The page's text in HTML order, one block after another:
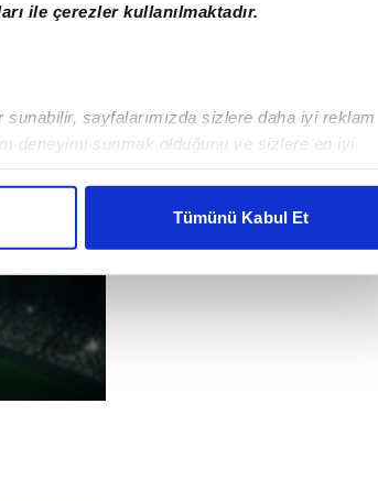
ile çerezler kullanılmaktadır.
sayfalarımızda sizlere daha iyi reklam
deneyimi sunmak olduğunu ve sizlere en iyi
hedefli reklamlar gösterilmeyecektir."
üçüncü kişilere ait çerezler kullanılmaktadır. Bu
bilgi toplumu hizmetlerinin sunulması
ve kişiselleştirilmesi ve sizlere yönelik
dahilinde kullanılacaktır.
Tümünü Kabul Et